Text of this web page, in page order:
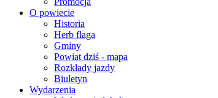
O powiecie
Historia
Herb flaga
Gminy
Powiat dziś - mapa
Rozkłady jazdy
Biuletyn
Wydarzenia